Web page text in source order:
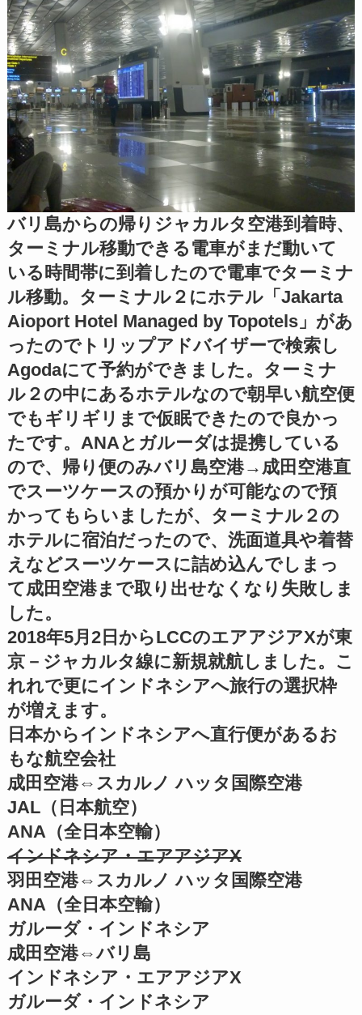
バリ島からの帰りジャカルタ空港到着時、
ターミナル移動できる電車がまだ動いて
いる時間帯に到着したので電車でターミナ
ル移動。ターミナル２にホテル「Jakarta
Aioport Hotel Managed by Topotels」があ
ったのでトリップアドバイザーで検索し
Agodaにて予約ができました。ターミナ
ル２の中にあるホテルなので朝早い航空便
でもギリギリまで仮眠できたので良かっ
たです。ANAとガルーダは提携している
ので、帰り便のみバリ島空港→成田空港直
でスーツケースの預かりが可能なので預
かってもらいましたが、ターミナル２の
ホテルに宿泊だったので、洗面道具や着替
えなどスーツケースに詰め込んでしまっ
て成田空港まで取り出せなくなり失敗しま
した。
2018年5月2日からLCCのエアアジアXが東
京－ジャカルタ線に新規就航しました。こ
れれで更にインドネシアへ旅行の選択枠
が増えます。
日本からインドネシアへ直行便があるお
もな航空会社
成田空港⇔スカルノ ハッタ国際空港
JAL（日本航空）
ANA（全日本空輸）
インドネシア・エアアジアX
羽田空港⇔スカルノ ハッタ国際空港
ANA（全日本空輸）
ガルーダ・インドネシア
成田空港⇔バリ島
インドネシア・エアアジアX
ガルーダ・インドネシア